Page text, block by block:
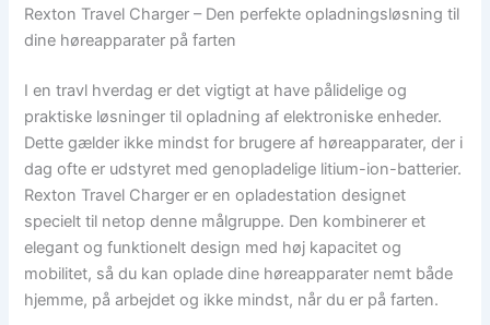
Rexton Travel Charger – Den perfekte opladningsløsning til
dine høreapparater på farten
I en travl hverdag er det vigtigt at have pålidelige og
praktiske løsninger til opladning af elektroniske enheder.
Dette gælder ikke mindst for brugere af høreapparater, der i
dag ofte er udstyret med genopladelige litium-ion-batterier.
Rexton Travel Charger er en opladestation designet
specielt til netop denne målgruppe. Den kombinerer et
elegant og funktionelt design med høj kapacitet og
mobilitet, så du kan oplade dine høreapparater nemt både
hjemme, på arbejdet og ikke mindst, når du er på farten.